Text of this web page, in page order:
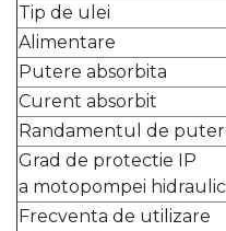
Tip de ulei
Alimentare
Putere absorbita
Curent absorbit
Randamentul de
Grad de protectie IP
a motopompei
Frecventa de utilizare